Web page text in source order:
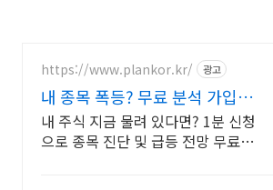
https://www.plankor.kr/ 광고
내 종목 폭등? 무료 분석 가입즉
시 무료리포트 100%
내 주식 지금 물려 있다면? 1분 신청
으로 종목 진단 및 급등 전망 무료 분